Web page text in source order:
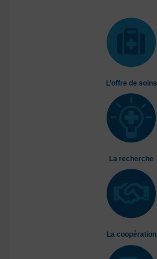
L’offre de soins
La recherche
La coopération